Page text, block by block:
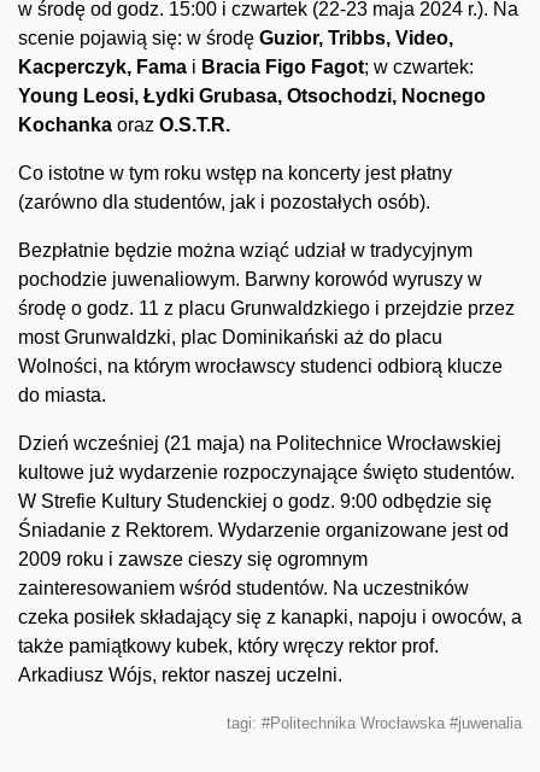
w środę od godz. 15:00 i czwartek (22-23 maja 2024 r.). Na
scenie pojawią się: w środę Guzior, Tribbs, Video,
Kacperczyk, Fama i Bracia Figo Fagot; w czwartek:
Young Leosi, Łydki Grubasa, Otsochodzi, Nocnego
Kochanka oraz O.S.T.R.
Co istotne w tym roku wstęp na koncerty jest płatny
(zarówno dla studentów, jak i pozostałych osób).
Bezpłatnie będzie można wziąć udział w tradycyjnym
pochodzie juwenaliowym. Barwny korowód wyruszy w
środę o godz. 11 z placu Grunwaldzkiego i przejdzie przez
most Grunwaldzki, plac Dominikański aż do placu
Wolności, na którym wrocławscy studenci odbiorą klucze
do miasta.
Dzień wcześniej (21 maja) na Politechnice Wrocławskiej
kultowe już wydarzenie rozpoczynające święto studentów.
W Strefie Kultury Studenckiej o godz. 9:00 odbędzie się
Śniadanie z Rektorem. Wydarzenie organizowane jest od
2009 roku i zawsze cieszy się ogromnym
zainteresowaniem wśród studentów. Na uczestników
czeka posiłek składający się z kanapki, napoju i owoców, a
także pamiątkowy kubek, który wręczy rektor prof.
Arkadiusz Wójs, rektor naszej uczelni.
tagi: #Politechnika Wrocławska #juwenalia